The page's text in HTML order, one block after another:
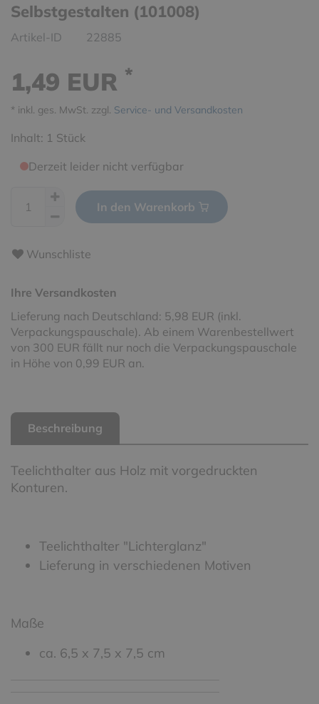
Selbstgestalten (101008)
Artikel-ID 22885
1,49 EUR *
* inkl. ges. MwSt. zzgl. Service- und Versandkosten
Inhalt: 1 Stück
Derzeit leider nicht verfügbar
In den Warenkorb
Wunschliste
Ihre Versandkosten
Lieferung nach Deutschland: 5,98 EUR (inkl.
Verpackungspauschale). Ab einem Warenbestellwert
von 300 EUR fällt nur noch die Verpackungspauschale
in Höhe von 0,99 EUR an.
Beschreibung
Teelichthalter aus Holz mit vorgedruckten
Konturen.
Teelichthalter "Lichterglanz"
Lieferung in verschiedenen Motiven
Maße
ca. 6,5 x 7,5 x 7,5 cm